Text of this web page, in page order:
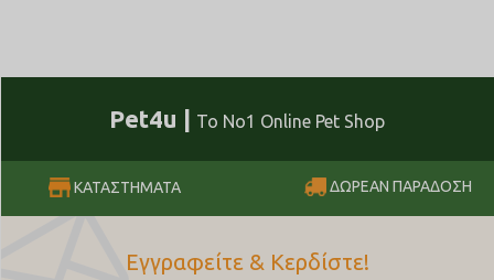
Pet4u | Το No1 Online Pet Shop
ΚΑΤΑΣΤΗΜΑΤΑ ΔΩΡΕΑΝ ΠΑΡΑΔΟΣΗ
Εγγραφείτε & Κερδίστε!